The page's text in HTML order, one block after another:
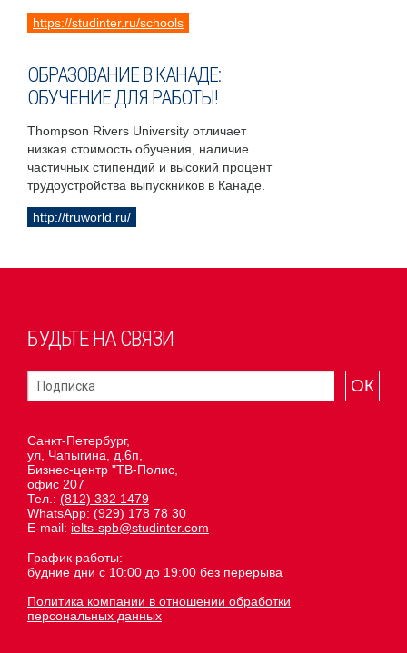
https://studinter.ru/schools
ОБРАЗОВАНИЕ В КАНАДЕ:
ОБУЧЕНИЕ ДЛЯ РАБОТЫ!
Thompson Rivers University отличает
низкая стоимость обучения, наличие
частичных стипендий и высокий процент
трудоустройства выпускников в Канаде.
http://truworld.ru/
БУДЬТЕ НА СВЯЗИ
ОК
Санкт-Петербург,
ул, Чапыгина, д.6п,
Бизнес-центр "ТВ-Полис,
офис 207
Тел.: (812) 332 1479
WhatsApp: (929) 178 78 30
E-mail: ielts-spb@studinter.com
График работы:
будние дни с 10:00 до 19:00 без перерыва
Политика компании в отношении обработки
персональных данных